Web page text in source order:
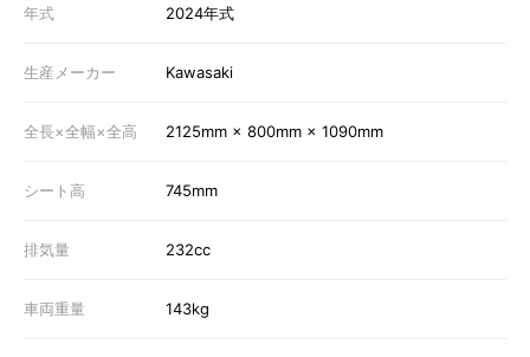
年式 2024年式
生産メーカー Kawasaki
全長×全幅×全高 2125mm × 800mm × 1090mm
シート高 745mm
排気量 232cc
車両重量 143kg